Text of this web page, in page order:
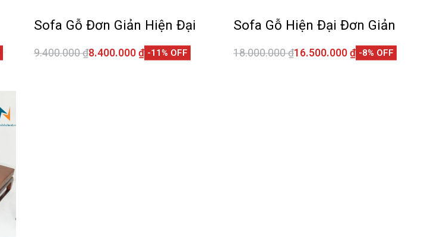
Sofa Gỗ Đơn Giản Hiện Đại
9.400.000₫8.400.000 ₫ -11% OFF
Sofa Gỗ Hiện Đại Đơn Giản
18.000.000₫16.500.000 ₫ -8% OFF